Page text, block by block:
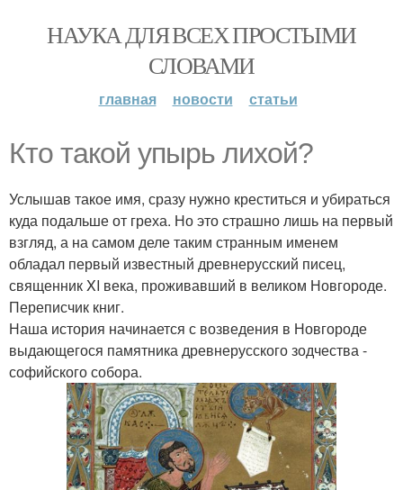
НАУКА ДЛЯ ВСЕХ ПРОСТЫМИ
СЛОВАМИ
главная новости статьи
Кто такой упырь лихой?
Услышав такое имя, сразу нужно креститься и убираться
куда подальше от греха. Но это страшно лишь на первый
взгляд, а на самом деле таким странным именем
обладал первый известный древнерусский писец,
священник XI века, проживавший в великом Новгороде.
Переписчик книг.
Наша история начинается с возведения в Новгороде
выдающегося памятника древнерусского зодчества -
софийского собора.